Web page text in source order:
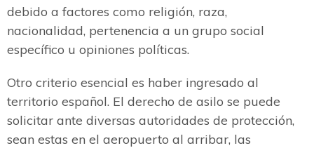
debido a factores como religión, raza,
nacionalidad, pertenencia a un grupo social
específico u opiniones políticas.
Otro criterio esencial es haber ingresado al
territorio español. El derecho de asilo se puede
solicitar ante diversas autoridades de protección,
sean estas en el aeropuerto al arribar, las